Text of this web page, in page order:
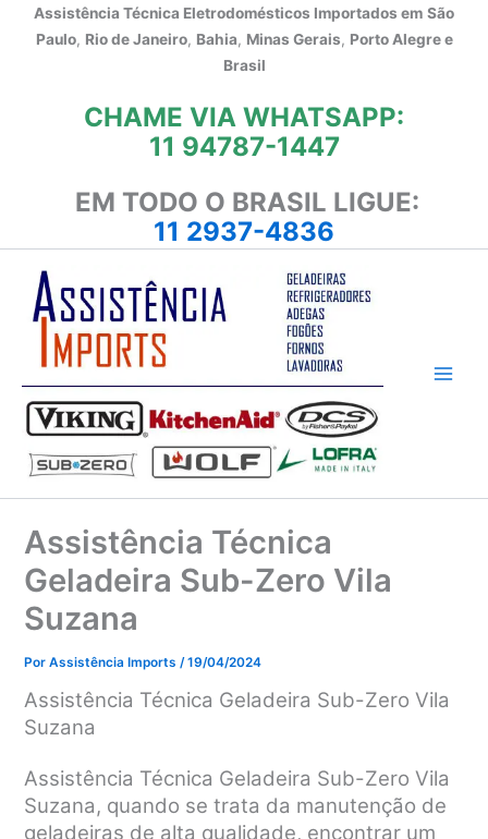
Assistência Técnica Eletrodomésticos Importados em São
Paulo, Rio de Janeiro, Bahia, Minas Gerais, Porto Alegre e
Brasil
CHAME VIA WHATSAPP:
11 94787-1447
EM TODO O BRASIL LIGUE:
11 2937-4836
Assistência Técnica
Geladeira Sub-Zero Vila
Suzana
PorAssistência Imports/19/04/2024
Assistência Técnica Geladeira Sub-Zero Vila
Suzana
Assistência Técnica Geladeira Sub-Zero Vila
Suzana, quando se trata da manutenção de
geladeiras de alta qualidade, encontrar um